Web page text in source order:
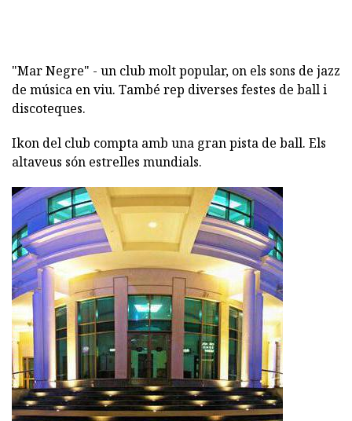
"Mar Negre" - un club molt popular, on els sons de jazz
de música en viu. També rep diverses festes de ball i
discoteques.
Ikon del club compta amb una gran pista de ball. Els
altaveus són estrelles mundials.